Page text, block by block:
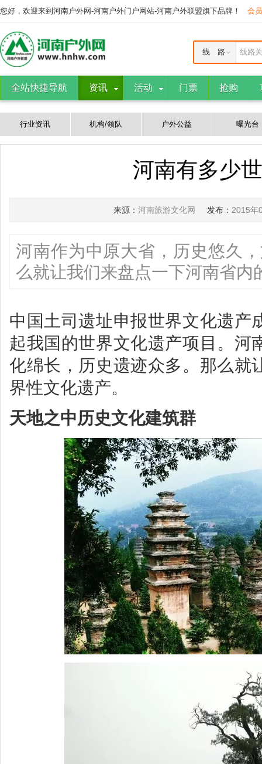
您好，欢迎来到河南户外网-河南户外门户网站-河南户外联盟旗下品牌！ 会
线路
线 路
全站快捷导航 资讯 活动 门票 抢购
行业资讯 机构/领队 户外公益 曝光台
河南有多少
来源： 河南旅游文化网 发布： 2015年
河南作为中原大省，历史悠久
么就让我们来盘点一下河南省内
中国土司遗址申报世界文化遗产
起我国的世界文化遗产项目。河
化绵长，历史遗迹众多。那么就
界性文化遗产。
天地之中历史文化建筑群